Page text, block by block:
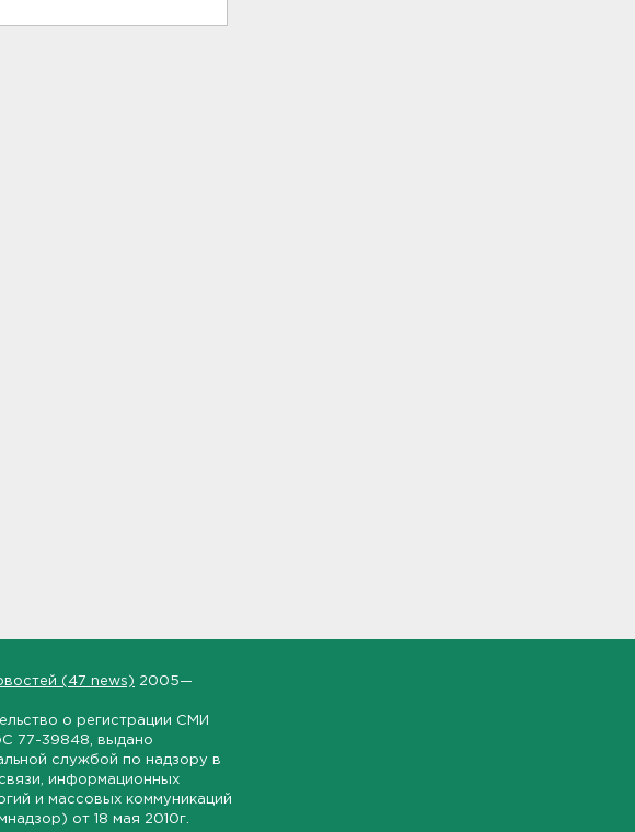
(47 news) 2005—
о регистрации СМИ
77-39848 , выдано
службой по надзору в
информационных
и массовых коммуникаций
от 18 мая 2010г.